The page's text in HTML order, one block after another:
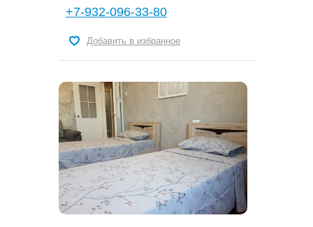
+7-932-096-33-80
Добавить в избранное